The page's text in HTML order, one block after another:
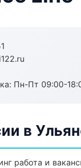
Пн-Пт 09:00-
в
работа и